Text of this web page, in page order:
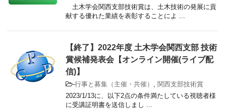
土木学会関西支部技術賞は、土木技術の発展に貢
献する優れた業績を表彰することによ ...
【終了】2022年度 土木学会関西支部 技術
賞候補発表会【オンライン開催(ライブ配
信)】
-行事と募集（主催・共催） , 関西支部技術賞
2023/1/13に、以下2点の条件満たしている視聴者様
に受講証明書を送信しまし ...